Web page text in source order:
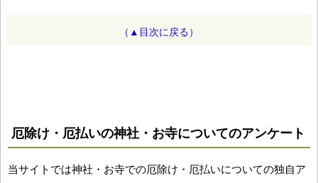
（▲目次に戻る）
厄除け・厄払いの神社・お寺についてのアンケート
当サイトでは神社・お寺での厄除け・厄払いについての独自ア